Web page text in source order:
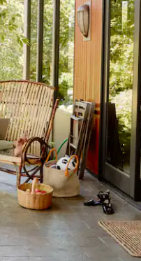
スワイプして検索結果を確認